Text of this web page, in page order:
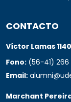
CONTACTO
Víctor Lamas
Fono: (56-41) 266
Email:
Marchant